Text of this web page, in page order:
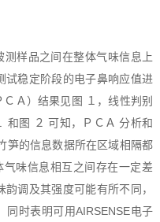
测样品之间在整体气味信息上
试稳定阶段的电子鼻响应值进
Ａ）结果见图 １，线性判别
和图 ２ 可知，ＰＣＡ 分析和
笋的信息数据所在区域相隔都
味信息相互之间存在一定差
调及其强度可能有所不同，
同时表明可用AIRSENSE电子